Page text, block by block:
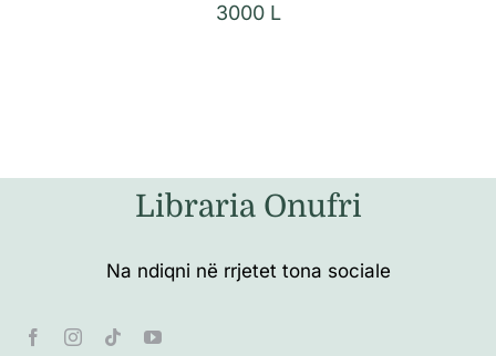
3000 L
Libraria Onufri
Na ndiqni në rrjetet tona sociale